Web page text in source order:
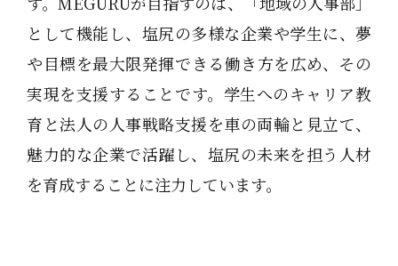
として機能し、塩尻の多様な企業や学生に、夢
や目標を最大限発揮できる働き方を広め、その
実現を支援することです。学生へのキャリア教
育と法人の人事戦略支援を車の両輪と見立て、
魅力的な企業で活躍し、塩尻の未来を担う人材
を育成することに注力しています。